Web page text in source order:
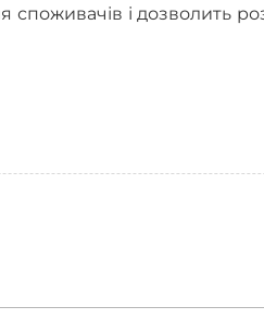
споживачів і дозволить